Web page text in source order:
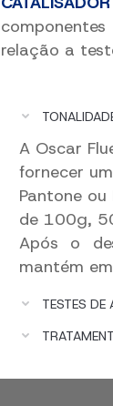
relação a
A Oscar
fornecer
Pantone
de 100g,
Após o
mantém
TESTES DE